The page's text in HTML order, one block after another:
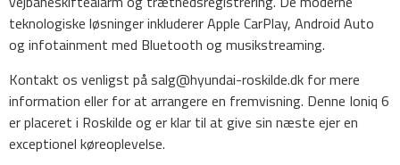
teknologiske løsninger inkluderer Apple CarPlay, Android Auto
og infotainment med Bluetooth og musikstreaming.
Kontakt os venligst på salg@hyundai-roskilde.dk for mere
information eller for at arrangere en fremvisning. Denne Ioniq 6
er placeret i Roskilde og er klar til at give sin næste ejer en
exceptionel køreoplevelse.